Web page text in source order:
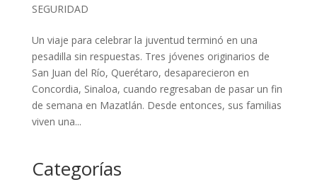
SEGURIDAD
Un viaje para celebrar la juventud terminó en una
pesadilla sin respuestas. Tres jóvenes originarios de
San Juan del Río, Querétaro, desaparecieron en
Concordia, Sinaloa, cuando regresaban de pasar un fin
de semana en Mazatlán. Desde entonces, sus familias
viven una...
Categorías